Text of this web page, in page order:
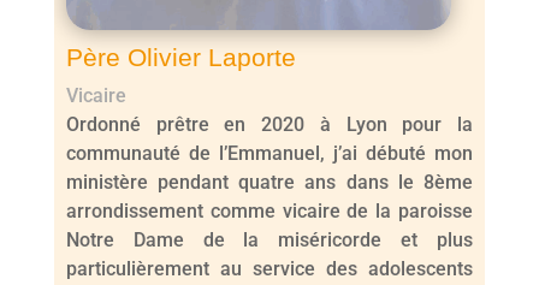
Père Olivier Laporte
Vicaire
Ordonné prêtre en 2020 à Lyon pour la
communauté de l’Emmanuel, j’ai débuté mon
ministère pendant quatre ans dans le 8ème
arrondissement comme vicaire de la paroisse
Notre Dame de la miséricorde et plus
particulièrement au service des adolescents